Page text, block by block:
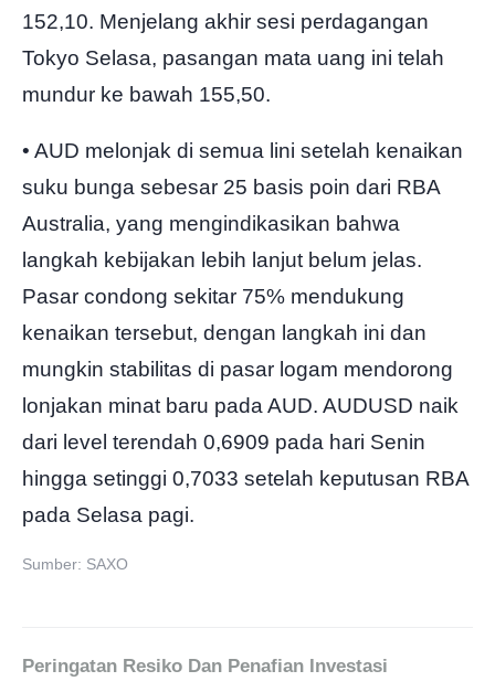
152,10. Menjelang akhir sesi perdagangan
Tokyo Selasa, pasangan mata uang ini telah
mundur ke bawah 155,50.
• AUD melonjak di semua lini setelah kenaikan
suku bunga sebesar 25 basis poin dari RBA
Australia, yang mengindikasikan bahwa
langkah kebijakan lebih lanjut belum jelas.
Pasar condong sekitar 75% mendukung
kenaikan tersebut, dengan langkah ini dan
mungkin stabilitas di pasar logam mendorong
lonjakan minat baru pada AUD. AUDUSD naik
dari level terendah 0,6909 pada hari Senin
hingga setinggi 0,7033 setelah keputusan RBA
pada Selasa pagi.
Sumber: SAXO
Peringatan Resiko Dan Penafian Investasi